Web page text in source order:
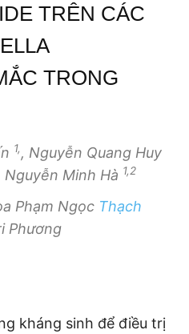
TRÊN CÁC
TRONG
1,, Nguyễn Quang Huy
Nguyễn Minh Hà 1,2
Phạm Ngọc Thạch
Phương
kháng sinh để điều trị